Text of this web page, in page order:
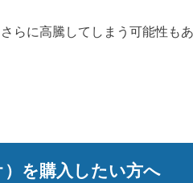
らに高騰してしまう可能性も
）を購入したい方へ